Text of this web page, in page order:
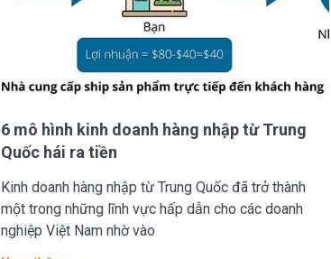
6 mô hình kinh doanh hàng nhập từ Trung
Quốc hái ra tiền
Kinh doanh hàng nhập từ Trung Quốc đã trở thành
một trong những lĩnh vực hấp dẫn cho các doanh
nghiệp Việt Nam nhờ vào